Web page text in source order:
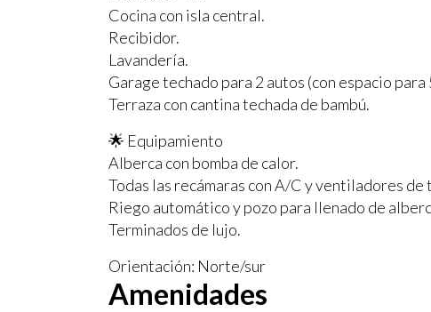
Cocina con isla central.
Recibidor.
Lavandería.
Garage techado para 2 autos (con espacio para
Terraza con cantina techada de bambú.
🌟 Equipamiento
Alberca con bomba de calor.
Todas las recámaras con A/C y ventiladores de
Riego automático y pozo para llenado de
Terminados de lujo.
Orientación: Norte/sur
Amenidades